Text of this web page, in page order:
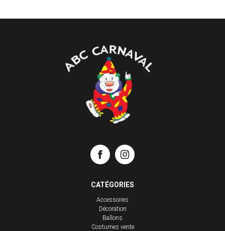
CATÉGORIES
Accessoires
Décoration
Ballons
Costumes vente